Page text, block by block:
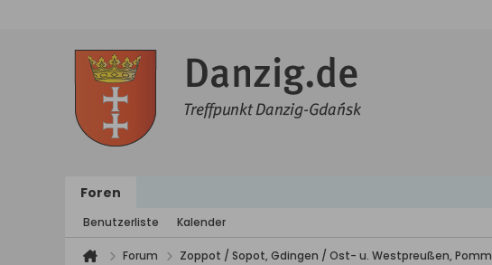
Foren
Benutzerliste Kalender
Forum Zoppot / Sopot, Gdingen / Ost- u. Westpreußen,